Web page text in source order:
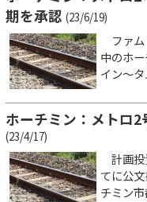
期を承認 (23/6/19)
ファム
中のホ
イン～タ
ホーチミン：メトロ
(23/4/17)
計画投
てに公
チミン市